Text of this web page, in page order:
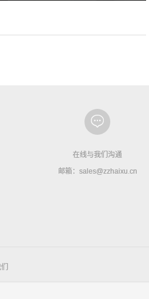
在线与我们沟通
邮箱：sales@zzhaixu.cn